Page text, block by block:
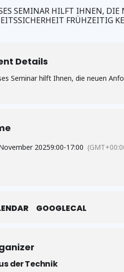
SEMINAR HILFT IHNEN, DIE
FRÜHZEITIG
Details
Seminar hilft Ihnen, die neuen
20259:00-17:00
GOOGLECAL
der Technik